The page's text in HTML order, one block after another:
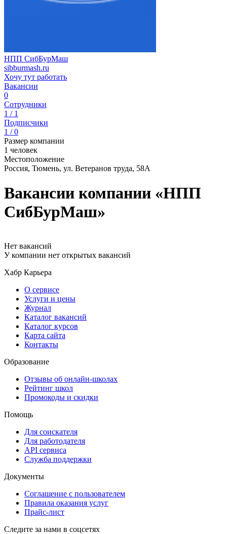
НПП СибБурМаш
sibburmash.ru
Хочу тут работать
Вакансии
0
Сотрудники
1 / 1
Подписчики
1 / 0
Размер компании
1 человек
Местоположение
Россия, Тюмень, ул. Ветеранов труда, 58А
Вакансии компании «НПП
СибБурМаш»
Нет вакансий
У компании нет открытых вакансий
Хабр Карьера
О сервисе
Услуги и цены
Журнал
Каталог вакансий
Каталог курсов
Карта сайта
Контакты
Образование
Отзывы об онлайн-школах
Рейтинг школ
Промокоды и скидки
Помощь
Для соискателя
Для работодателя
API сервиса
Служба поддержки
Документы
Соглашение с пользователем
Правила оказания услуг
Прайс-лист
Следите за нами в соцсетях